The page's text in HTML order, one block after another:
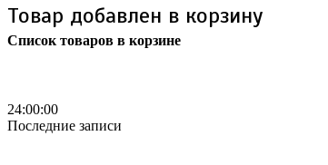
Товар добавлен в корзину
Список товаров в корзине
24:00:00
Последние записи